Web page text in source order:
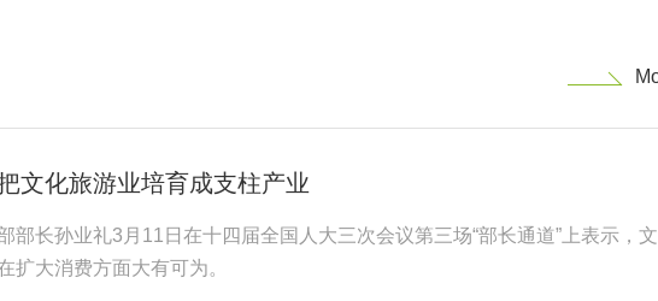
文化旅游业培育成支柱产业
部长孙业礼3月11日在十四届全国人大三次会议第三场“部长通道”上表示，
扩大消费方面大有可为。